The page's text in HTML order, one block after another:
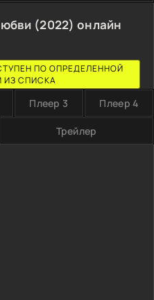
(2022) онлайн
ПО ОПРЕДЕЛЕННОЙ
ИЗ СПИСКА
Плеер 3 Плеер 4
Трейлер